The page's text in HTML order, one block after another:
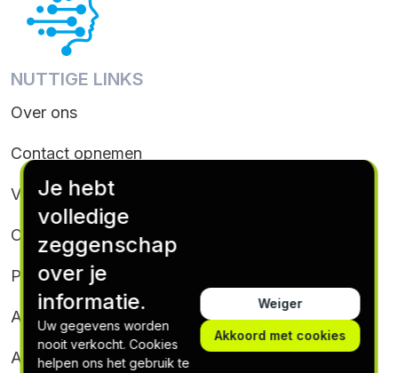
NUTTIGE LINKS
Over ons
Contact opnemen
Voorwaarden
Cookiebeleid
Privacybeleid
Abonnementsvoorwaarden
Afmelden
Je hebt
volledige
zeggenschap
over je
informatie.
Uw gegevens worden
nooit verkocht. Cookies
helpen ons het gebruik te
Weiger
Akkoord met cookies